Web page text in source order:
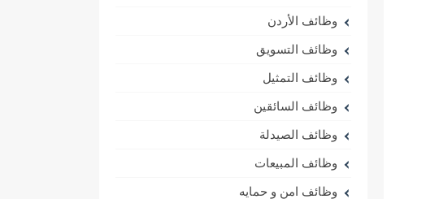
وظائف الأردن
وظائف التسويق
وظائف التمثيل
وظائف السائقين
وظائف الصيدلة
وظائف المبيعات
وظائف امن و حمايه